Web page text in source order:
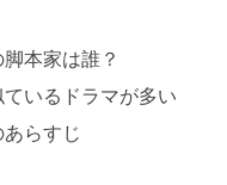
本家は誰？
いるドラマが多い
らすじ